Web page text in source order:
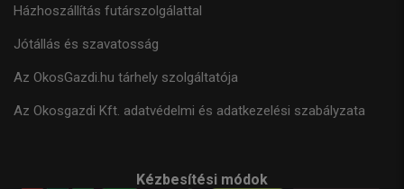
Házhoszállítás futárszolgálattal
Jótállás és szavatosság
Az OkosGazdi.hu tárhely szolgáltatója
Az Okosgazdi Kft. adatvédelmi és adatkezelési szabályzata
Kézbesítési módok